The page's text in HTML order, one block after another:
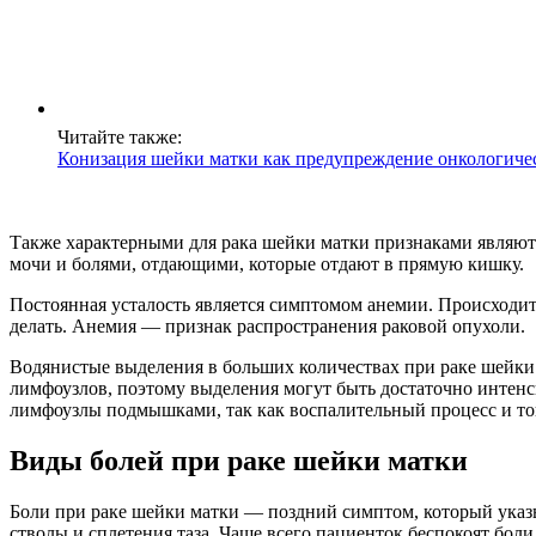
Читайте также:
Конизация шейки матки как предупреждение
Также характерными для рака шейки матки признаками
мочи и болями, отдающими, которые отдают в прямую кишку.
Постоянная усталость является симптомом анемии.
делать. Анемия — признак распространения раковой опухоли.
Водянистые выделения в больших количествах при раке
лимфоузлов, поэтому выделения могут быть достаточно
лимфоузлы подмышками, так как воспалительный процесс и
Виды болей при раке шейки матки
Боли при раке шейки матки — поздний симптом, который